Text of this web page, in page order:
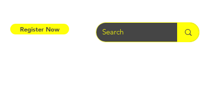
Register Now